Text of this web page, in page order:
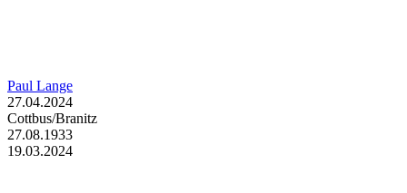
Paul Lange
27.04.2024
Cottbus/Branitz
27.08.1933
19.03.2024